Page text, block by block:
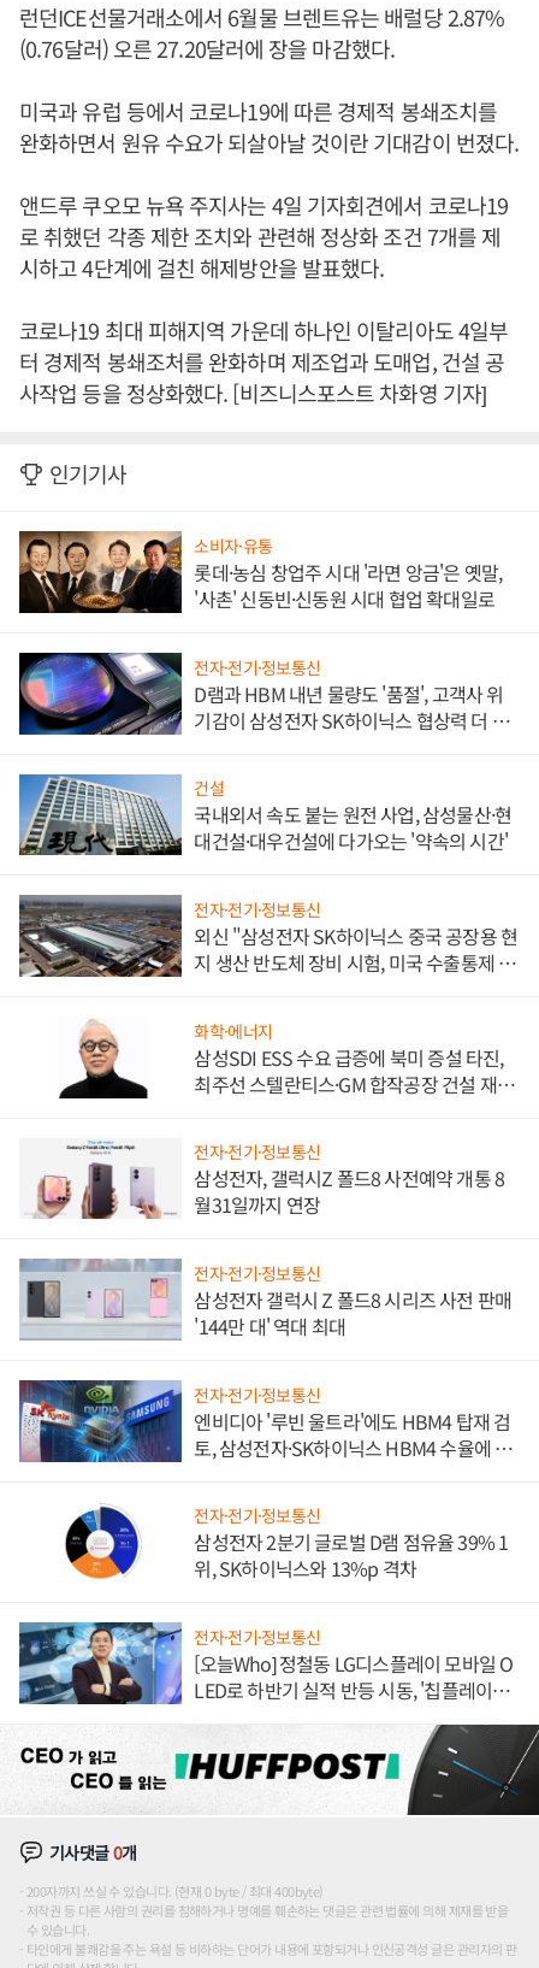
런던ICE선물거래소에서 6월물 브렌트유는 배럴당 2.87%
(0.76달러) 오른 27.20달러에 장을 마감했다.
미국과 유럽 등에서 코로나19에 따른 경제적 봉쇄조치를
완화하면서 원유 수요가 되살아날 것이란 기대감이 번졌다.
앤드루 쿠오모 뉴욕 주지사는 4일 기자회견에서 코로나19
로 취했던 각종 제한 조치와 관련해 정상화 조건 7개를 제
시하고 4단계에 걸친 해제방안을 발표했다.
코로나19 최대 피해지역 가운데 하나인 이탈리아도 4일부
터 경제적 봉쇄조처를 완화하며 제조업과 도매업, 건설 공
사작업 등을 정상화했다. [비즈니스포스트 차화영 기자]
인기기사
소비자·유통
롯데·농심 창업주 시대 '라면 앙금'은 옛말,
'사촌' 신동빈·신동원 시대 협업 확대일로
전자·전기·정보통신
D램과 HBM 내년 물량도 '품절', 고객사 위
기감이 삼성전자 SK하이닉스 협상력 더 키
건설
국내외서 속도 붙는 원전 사업, 삼성물산·현
대건설·대우건설에 다가오는 '약속의 시간'
전자·전기·정보통신
외신 "삼성전자 SK하이닉스 중국 공장용 현
지 생산 반도체 장비 시험, 미국 수출통제 대
화학·에너지
삼성SDI ESS 수요 급증에 북미 증설 타진,
최주선 스텔란티스·GM 합작공장 건설 재추
전자·전기·정보통신
삼성전자, 갤럭시Z 폴드8 사전예약 개통 8
월31일까지 연장
전자·전기·정보통신
삼성전자 갤럭시 Z 폴드8 시리즈 사전 판매
'144만 대' 역대 최대
전자·전기·정보통신
엔비디아 '루빈 울트라'에도 HBM4 탑재 검
토, 삼성전자·SK하이닉스 HBM4 수율에 주
전자·전기·정보통신
삼성전자 2분기 글로벌 D램 점유율 39% 1
위, SK하이닉스와 13%p 격차
전자·전기·정보통신
[오늘Who] 정철동 LG디스플레이 모바일 O
LED로 하반기 실적 반등 시동, '칩플레이
기사댓글0개
200자까지 쓰실 수 있습니다. (현재 0 byte / 최대 400byte)
저작권 등 다른 사람의 권리를 침해하거나 명예를 훼손하는 댓글은 관련 법률에 의해 제재를 받을
수 있습니다.
타인에게 불쾌감을 주는 욕설 등 비하하는 단어가 내용에 포함되거나 인신공격성 글은 관리자의 판